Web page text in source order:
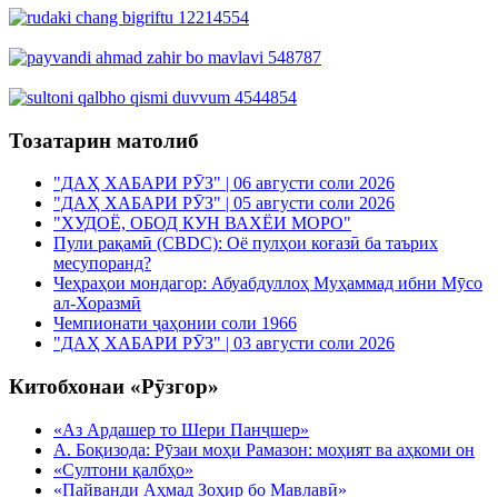
Тозатарин матолиб
"ДАҲ ХАБАРИ РӮЗ" | 06 августи соли 2026
"ДАҲ ХАБАРИ РӮЗ" | 05 августи соли 2026
"ХУДОЁ, ОБОД КУН ВАХЁИ МОРО"
Пули рақамӣ (CBDC): Оё пулҳои коғазӣ ба таърих
месупоранд?
Чеҳраҳои мондагор: Абуабдуллоҳ Муҳаммад ибни Мӯсо
ал-Хоразмӣ
Чемпионати ҷаҳонии соли 1966
"ДАҲ ХАБАРИ РӮЗ" | 03 августи соли 2026
Китобхонаи «Рӯзгор»
«Аз Ардашер то Шери Панҷшер»
А. Боқизода: Рӯзаи моҳи Рамазон: моҳият ва аҳкоми он
«Султони қалбҳо»
«Пайванди Аҳмад Зоҳир бо Мавлавӣ»